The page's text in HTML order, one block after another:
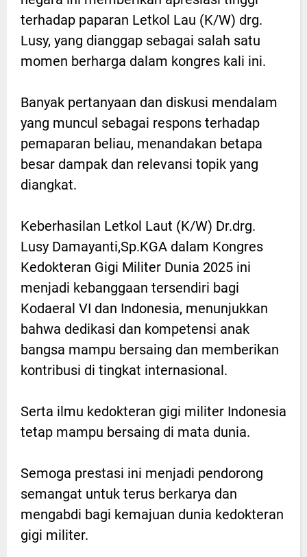
terhadap paparan Letkol Lau (K/W) drg.
Lusy, yang dianggap sebagai salah satu
momen berharga dalam kongres kali ini.
Banyak pertanyaan dan diskusi mendalam
yang muncul sebagai respons terhadap
pemaparan beliau, menandakan betapa
besar dampak dan relevansi topik yang
diangkat.
Keberhasilan Letkol Laut (K/W) Dr.drg.
Lusy Damayanti,Sp.KGA dalam Kongres
Kedokteran Gigi Militer Dunia 2025 ini
menjadi kebanggaan tersendiri bagi
Kodaeral VI dan Indonesia, menunjukkan
bahwa dedikasi dan kompetensi anak
bangsa mampu bersaing dan memberikan
kontribusi di tingkat internasional.
Serta ilmu kedokteran gigi militer Indonesia
tetap mampu bersaing di mata dunia.
Semoga prestasi ini menjadi pendorong
semangat untuk terus berkarya dan
mengabdi bagi kemajuan dunia kedokteran
gigi militer.